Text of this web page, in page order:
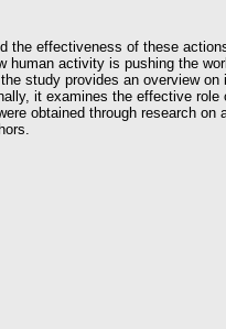
effectiveness of these
activity is pushing the
study provides an overview on
it examines the effective
obtained through research on